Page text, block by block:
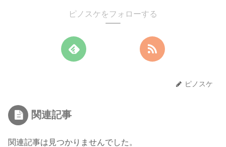
ピノスケをフォローする
ピノスケ
関連記事
関連記事は見つかりませんでした。